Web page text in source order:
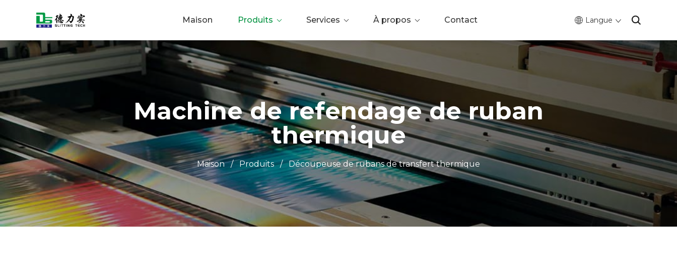
Maison Produits Services À propos Contact Langue
Machine de refendage de ruban
thermique
Maison / Produits / Découpeuse de rubans de transfert thermique